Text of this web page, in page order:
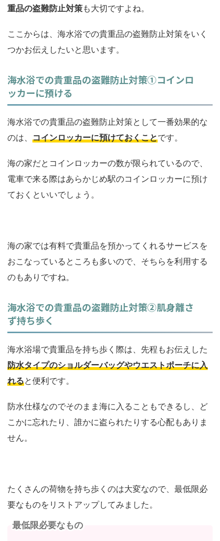
重品の盗難防止対策も大切ですよね。
ここからは、海水浴での貴重品の盗難防止対策をいく
つかお伝えしたいと思います。
海水浴での貴重品の盗難防止対策①コインロ
ッカーに預ける
海水浴での貴重品の盗難防止対策として一番効果的な
のは、 コインロッカーに預けておくことです。
海の家だとコインロッカーの数が限られているので、
電車で来る際はあらかじめ駅のコインロッカーに預け
ておくといいでしょう。
海の家では有料で貴重品を預かってくれるサービスを
おこなっているところも多いので、そちらを利用する
のもありですね。
海水浴での貴重品の盗難防止対策②肌身離さ
ず持ち歩く
海水浴場で貴重品を持ち歩く際は、先程もお伝えした
防水タイプのショルダーバッグやウエストポーチに入
れると便利です。
防水仕様なのでそのまま海に入ることもできるし、ど
こかに忘れたり、誰かに盗られたりする心配もありま
せん。
たくさんの荷物を持ち歩くのは大変なので、最低限必
要なものをリストアップしてみました。
最低限必要なもの